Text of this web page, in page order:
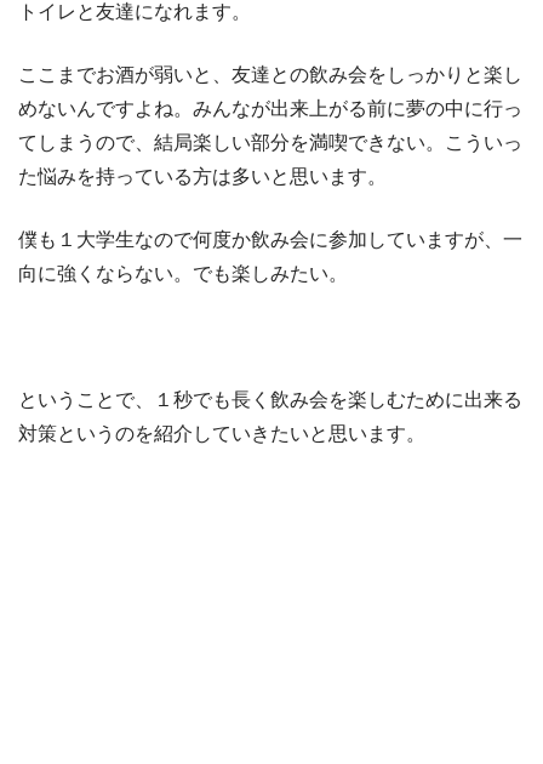
トイレと友達になれます。
ここまでお酒が弱いと、友達との飲み会をしっかりと楽し
めないんですよね。みんなが出来上がる前に夢の中に行っ
てしまうので、結局楽しい部分を満喫できない。こういっ
た悩みを持っている方は多いと思います。
僕も１大学生なので何度か飲み会に参加していますが、一
向に強くならない。でも楽しみたい。
ということで、１秒でも長く飲み会を楽しむために出来る
対策というのを紹介していきたいと思います。